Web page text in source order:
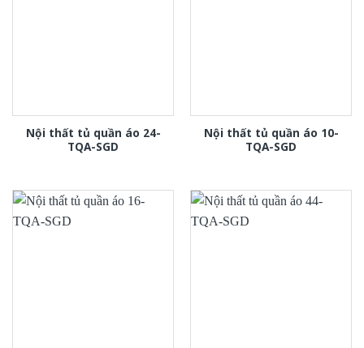
Nội thất tủ quần áo 24-
TQA-SGD
Nội thất tủ quần áo 10-
TQA-SGD